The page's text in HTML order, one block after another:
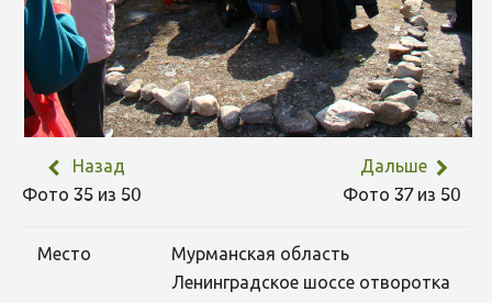
Назад
Фото 35 из 50
Дальше
Фото 37 из 50
Место
Мурманская область
Ленинградское шоссе отворотка